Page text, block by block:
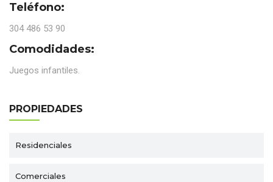
Teléfono:
304 486 53 90
Comodidades:
Juegos infantiles.
PROPIEDADES
Residenciales
Comerciales